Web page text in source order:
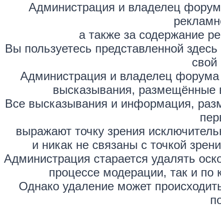
Администрация и владелец
а также за содержание
Вы пользуетесь представленной
свой
Администрация и владелец форума
высказывания, размещённые
Все высказывания и информация,
выражают точку зрения
и никак не связаны с точкой
Администрация старается удалять
процессе модерации, так и по
Однако удаление может